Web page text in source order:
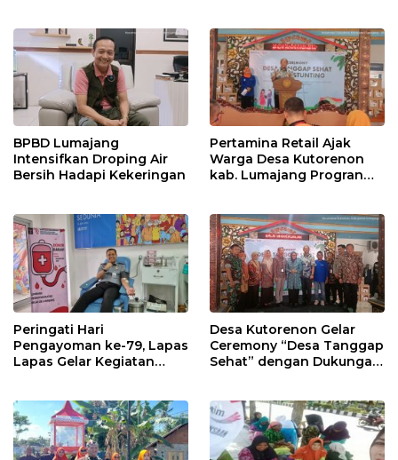
BPBD Lumajang
Intensifkan Droping Air
Bersih Hadapi Kekeringan
Pertamina Retail Ajak
Warga Desa Kutorenon
kab. Lumajang Progran
Darurat
Peringati Hari
Pengayoman ke-79, Lapas
Lapas Gelar Kegiatan
Desa Kutorenon Gelar
Ceremony “Desa Tanggap
Sehat” dengan Dukungan